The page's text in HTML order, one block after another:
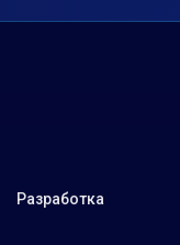
Разработка